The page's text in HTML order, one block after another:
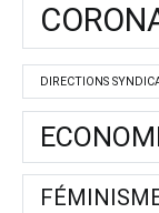
DIRECTIONS